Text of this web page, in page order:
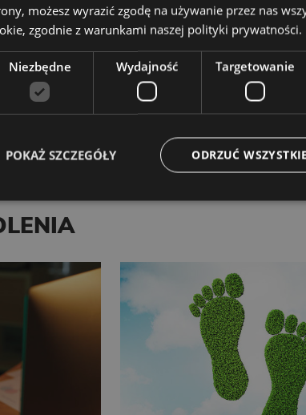
SZKOLENIA
TWOJEJ FIRMY? SPRAWDŹ NASZĄ
możesz wyrazić zgodę na używanie przez nas
zgodnie z warunkami naszej polityki prywatności.
Niezbędne Wydajność Targetowanie
ODRZUĆ WSZYSTKIE
POKAŻ SZCZEGÓŁY